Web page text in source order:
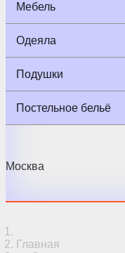
Мебель
Одеяла
Подушки
Постельное бельё
Москва
Главная